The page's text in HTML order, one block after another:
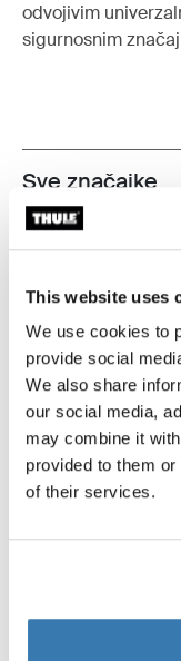
This website uses
We use cookies to
provide social
We also share
our social media,
may combine it
provided to them
of their services.
odvojivim
sigurnosnim
Toggle
Sve značajke
Tehničke